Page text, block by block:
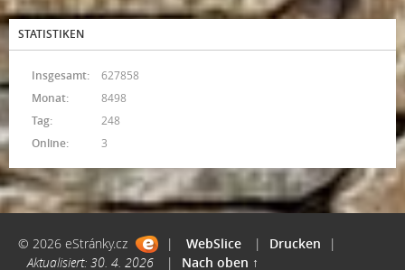
STATISTIKEN
Online: 3
Insgesamt:
627858
Monat:
8498
Tag:
248
© 2026 eStránky.cz | WebSlice | Drucken
|
Aktualisiert: 30. 4. 2026
| Nach oben ↑